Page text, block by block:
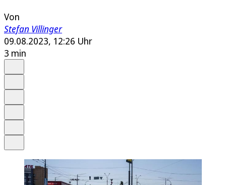
Von
Stefan Villinger
09.08.2023, 12:26 Uhr
3 min